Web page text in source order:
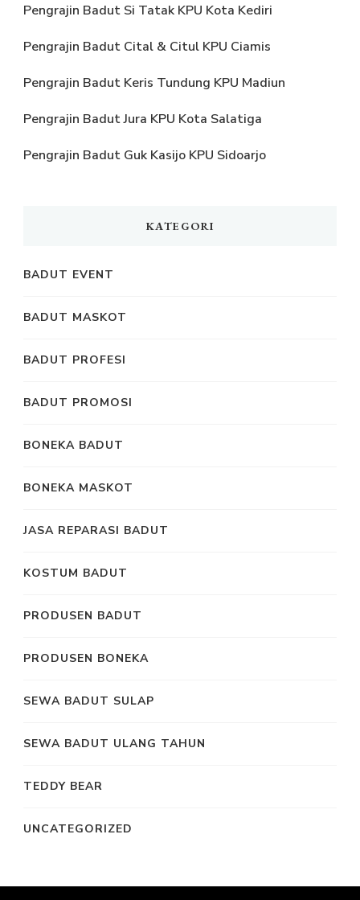
Pengrajin Badut Si Tatak KPU Kota Kediri
Pengrajin Badut Cital & Citul KPU Ciamis
Pengrajin Badut Keris Tundung KPU Madiun
Pengrajin Badut Jura KPU Kota Salatiga
Pengrajin Badut Guk Kasijo KPU Sidoarjo
KATEGORI
BADUT EVENT
BADUT MASKOT
BADUT PROFESI
BADUT PROMOSI
BONEKA BADUT
BONEKA MASKOT
JASA REPARASI BADUT
KOSTUM BADUT
PRODUSEN BADUT
PRODUSEN BONEKA
SEWA BADUT SULAP
SEWA BADUT ULANG TAHUN
TEDDY BEAR
UNCATEGORIZED